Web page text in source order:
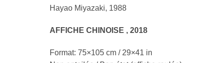
Hayao Miyazaki, 1988
AFFICHE CHINOISE , 2018
Format: 75×105 cm / 29×41 in